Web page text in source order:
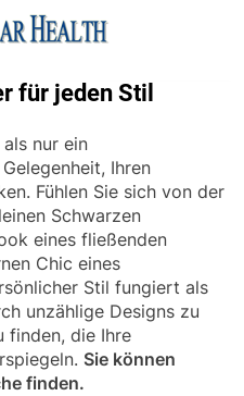
Health
für jeden Stil
nur ein
Ihren
Fühlen Sie sich von der
Schwarzen
eines fließenden
Chic eines
Stil fungiert als
unzählige Designs zu
finden, die Ihre
Sie können
finden.